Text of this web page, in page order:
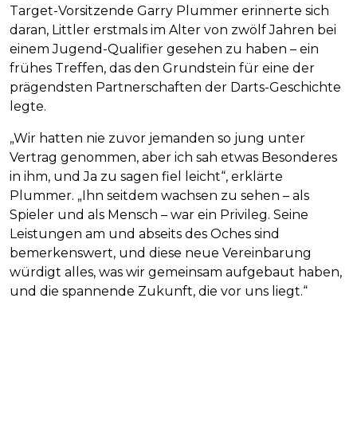
Target-Vorsitzende Garry Plummer erinnerte sich
daran, Littler erstmals im Alter von zwölf Jahren bei
einem Jugend-Qualifier gesehen zu haben – ein
frühes Treffen, das den Grundstein für eine der
prägendsten Partnerschaften der Darts-Geschichte
legte.
„Wir hatten nie zuvor jemanden so jung unter
Vertrag genommen, aber ich sah etwas Besonderes
in ihm, und Ja zu sagen fiel leicht“, erklärte
Plummer. „Ihn seitdem wachsen zu sehen – als
Spieler und als Mensch – war ein Privileg. Seine
Leistungen am und abseits des Oches sind
bemerkenswert, und diese neue Vereinbarung
würdigt alles, was wir gemeinsam aufgebaut haben,
und die spannende Zukunft, die vor uns liegt.“